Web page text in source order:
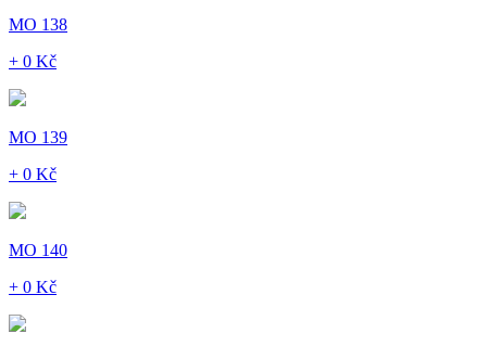
MO 138
+ 0 Kč
MO 139
+ 0 Kč
MO 140
+ 0 Kč